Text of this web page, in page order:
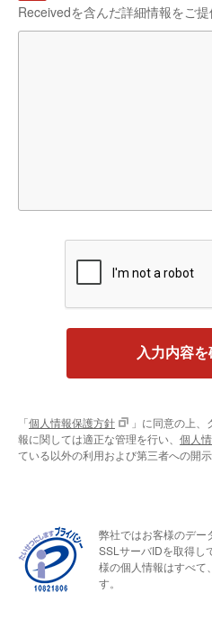
Receivedを含んだ詳細情報をご提
入力内容
「個人情報保護方針
」に同意の上
報に関しては適正な管理を行い、 個人
ている以外の利用および第三者への開示
弊社ではお客様のデー
SSLサーバIDを取得し
様の個人情報はすべて
す。